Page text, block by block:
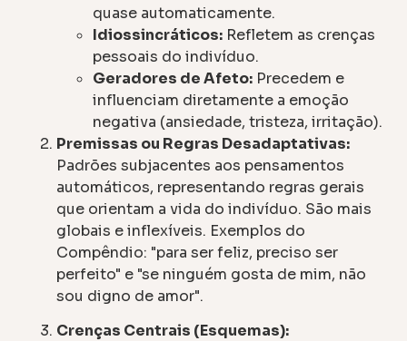
quase automaticamente.
Idiossincráticos: Refletem as crenças
pessoais do indivíduo.
Geradores de Afeto: Precedem e
influenciam diretamente a emoção
negativa (ansiedade, tristeza, irritação).
Premissas ou Regras Desadaptativas:
Padrões subjacentes aos pensamentos
automáticos, representando regras gerais
que orientam a vida do indivíduo. São mais
globais e inflexíveis. Exemplos do
Compêndio: "para ser feliz, preciso ser
perfeito" e "se ninguém gosta de mim, não
sou digno de amor".
Crenças Centrais (Esquemas):